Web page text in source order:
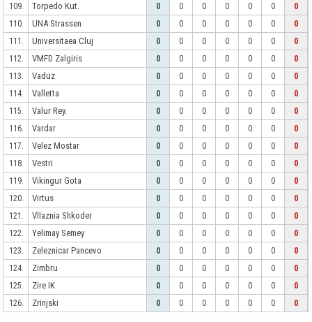
109.
Torpedo Kut. 0 0 0 0 0 0
0
110.
UNA Strassen 0 0 0 0 0 0
0
111.
Universitaea Cluj 0 0 0 0 0 0
0
112.
VMFD Zalgiris 0 0 0 0 0 0
0
113.
Vaduz 0 0 0 0 0 0
0
114.
Valletta 0 0 0 0 0 0
0
115.
Valur Rey. 0 0 0 0 0 0
0
116.
Vardar 0 0 0 0 0 0
0
117.
Velez Mostar 0 0 0 0 0 0
0
118.
Vestri 0 0 0 0 0 0
0
119.
Vikingur Gota 0 0 0 0 0 0
0
120.
Virtus 0 0 0 0 0 0
0
121.
Vllaznia Shkoder 0 0 0 0 0 0
0
122.
Yelimay Semey 0 0 0 0 0 0
0
123.
Zeleznicar Pancevo 0 0 0 0 0 0
0
124.
Zimbru 0 0 0 0 0 0
0
125.
Zire IK 0 0 0 0 0 0
0
126.
Zrinjski 0 0 0 0 0 0 0